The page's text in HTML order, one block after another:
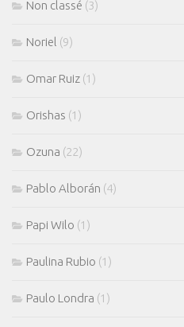
Non classé (3)
Noriel (9)
Omar Ruiz (1)
Orishas (1)
Ozuna (22)
Pablo Alborán (4)
Papi Wilo (1)
Paulina Rubio (1)
Paulo Londra (1)